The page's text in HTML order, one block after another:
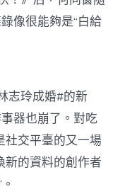
像很能夠是“白給
玲成婚#的新
器也崩了。對吃
社交平臺的又一場
新的資料的創作者